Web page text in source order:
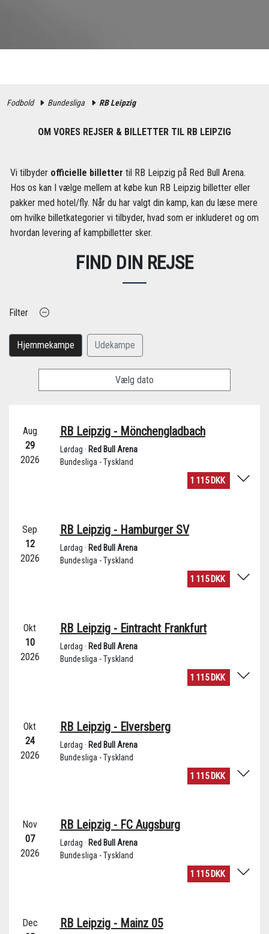
Fodbold Bundesliga RB Leipzig
OM VORES REJSER & BILLETTER TIL RB LEIPZIG
Vi tilbyder officielle billetter til RB Leipzig på Red Bull Arena.
Hos os kan I vælge mellem at købe kun RB Leipzig billetter eller
pakker med hotel/fly. Når du har valgt din kamp, kan du læse mere
om hvilke billetkategorier vi tilbyder, hvad som er inkluderet og om
hvordan levering af kampbilletter sker.